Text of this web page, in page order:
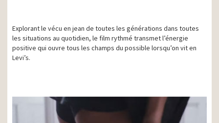
Explorant le vécu en jean de toutes les générations dans toutes
les situations au quotidien, le film rythmé transmet l’énergie
positive qui ouvre tous les champs du possible lorsqu’on vit en
Levi’s.